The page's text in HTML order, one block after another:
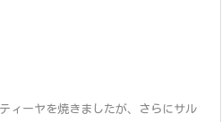
ィーヤを焼きましたが、さらにサル